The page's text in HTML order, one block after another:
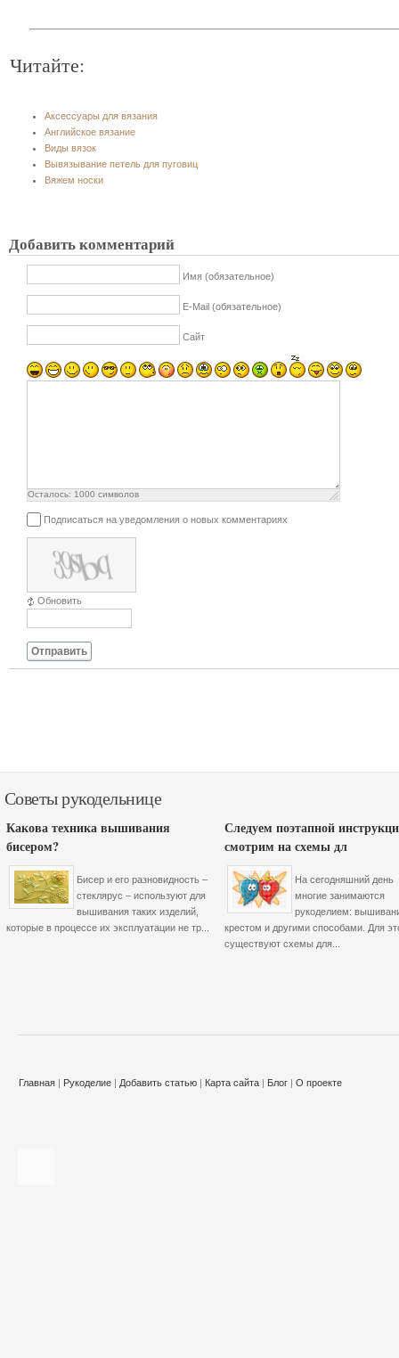
Читайте:
Аксессуары для вязания
Английское вязание
Виды вязок
Вывязывание петель для пуговиц
Вяжем носки
Добавить комментарий
Имя (обязательное)
E-Mail (обязательное)
Сайт
Осталось: 1000 символов
Подписаться на уведомления о новых комментариях
Обновить
Отправить
Советы рукодельнице
Какова техника вышивания
бисером?
Бисер и его разновидность –
стеклярус – используют для
вышивания таких изделий,
которые в процессе их эксплуатации не тр...
Следуем поэтапной
смотрим на схемы дл
На сегодняшний день
многие занимаются
рукоделием:
крестом и другими способами. Для
существуют схемы для...
Главная | Рукоделие | Добавить статью | Карта сайта | Блог | О проекте